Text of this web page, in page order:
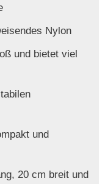
Nylon
und bietet viel
und
20 cm breit und